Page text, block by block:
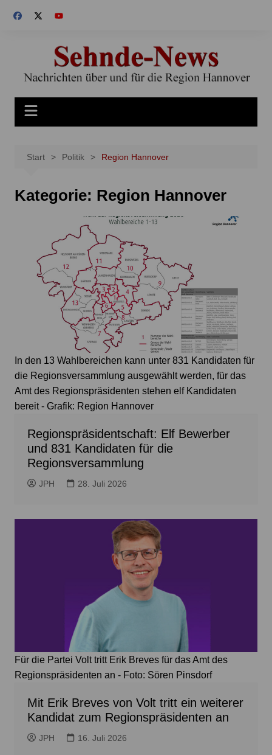
Inhalt
Start Politik Region Hannover
Kategorie: Region Hannover
In den 13 Wahlbereichen kann unter 831 Kandidaten für
die Regionsversammlung ausgewählt werden, für das
Amt des Regionspräsidenten stehen elf Kandidaten
bereit - Grafik: Region Hannover
Regionspräsidentschaft: Elf Bewerber
und 831 Kandidaten für die
Regionsversammlung
JPH 28. Juli 2026
Für die Partei Volt tritt Erik Breves für das Amt des
Regionspräsidenten an - Foto: Sören Pinsdorf
Mit Erik Breves von Volt tritt ein weiterer
Kandidat zum Regionspräsidenten an
JPH 16. Juli 2026